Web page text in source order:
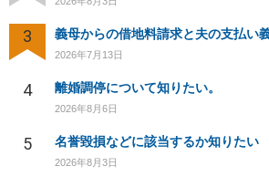
3 義母からの借地料請求と夫の支払い
2026年7月13日
4 離婚調停について知りたい。
2026年8月6日
5 名誉毀損などに該当するか知りたい
2026年8月3日